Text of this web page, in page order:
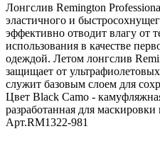
Лонгслив Remington
эластичного и
эффективно отводит влагу от
использования в качестве
одеждой. Летом лонгслив
защищает от
служит базовым слоем для
Цвет Black Camo -
разработанная для
Арт.RM1322-981